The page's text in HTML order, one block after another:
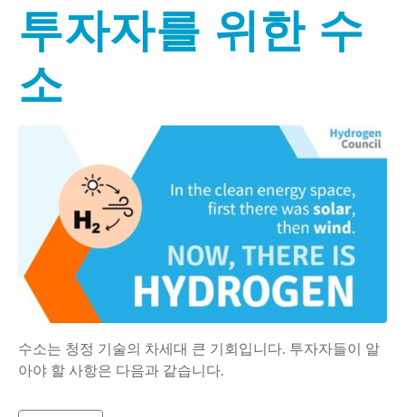
투자자를 위한 수
소
수소는 청정 기술의 차세대 큰 기회입니다. 투자자들이 알
아야 할 사항은 다음과 같습니다.